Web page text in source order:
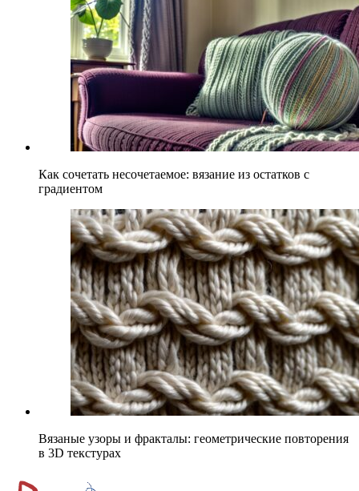
Как сочетать несочетаемое: вязание из остатков с
градиентом
Вязаные узоры и фракталы: геометрические повторения
в 3D текстурах